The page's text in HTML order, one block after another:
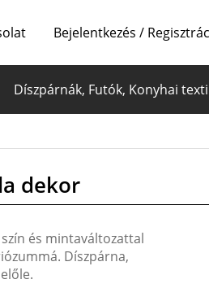
Bejelentkezés /
Díszpárnák, Futók, Konyhai
dekor
és mintaváltozattal
Díszpárna,